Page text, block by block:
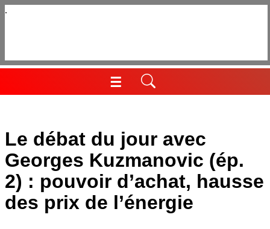
Aller
☰
Menu
Le débat du jour avec
Georges Kuzmanovic (ép.
2) : pouvoir d’achat, hausse
des prix de l’énergie